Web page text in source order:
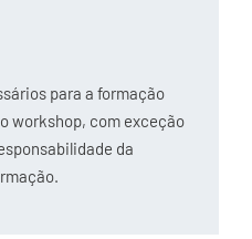
para a formação
workshop, com exceção
da